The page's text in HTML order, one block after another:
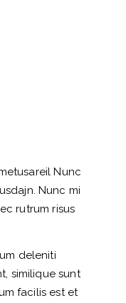
Nunc
Nunc mi
rutrum risus
deleniti
similique sunt
facilis est et